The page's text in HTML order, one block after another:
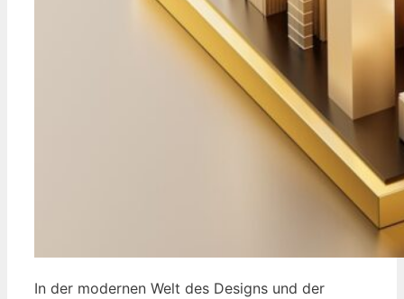
In der modernen Welt des Designs und der